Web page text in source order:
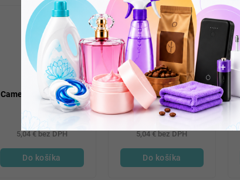
Cameleo toner 100ml
cherry
5,04 € bez DPH
6,20 €
Do košíka
Cameleo toner 100ml
malina marshmallo
5,04 € bez DPH
6,20 €
Do košíka